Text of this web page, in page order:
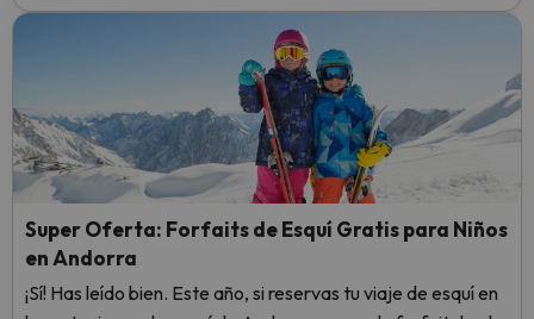
Super Oferta: Forfaits de Esquí Gratis para Niños
en Andorra
¡Sí! Has leído bien. Este año, si reservas tu viaje de esquí en